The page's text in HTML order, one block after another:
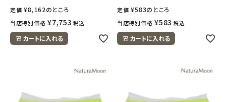
定価 ¥8,162のところ
当店特別価格 ¥7,753 税込
カートに入れる
定価 ¥583のところ
当店特別価格 ¥583 税込
カートに入れる